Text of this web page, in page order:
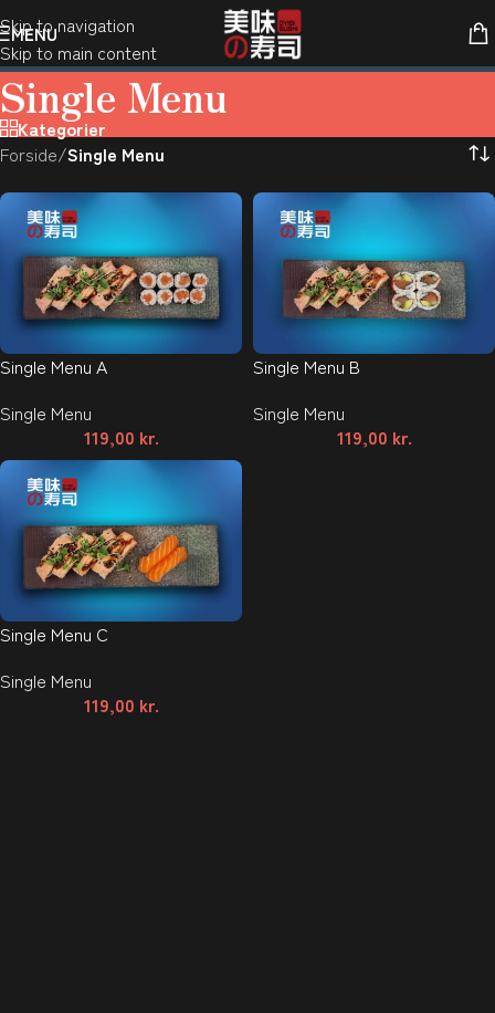
Skip to navigation
Skip to main content
MENU
Single Menu
Kategorier
Forside/Single Menu
Single Menu A
Single Menu
119,00 kr.
Single Menu B
Single Menu
119,00 kr.
Single Menu C
Single Menu
119,00 kr.